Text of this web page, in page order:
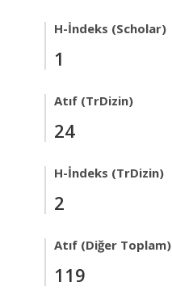
H-İndeks (Scholar)
1
Atıf (TrDizin)
24
H-İndeks (TrDizin)
2
Atıf (Diğer Toplam)
119